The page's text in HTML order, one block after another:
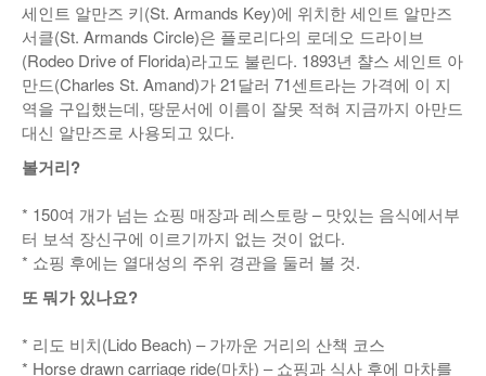
세인트 알만즈 키(St. Armands Key)에 위치한 세인트 알만즈
서클(St. Armands Circle)은 플로리다의 로데오 드라이브
(Rodeo Drive of Florida)라고도 불린다. 1893년 챨스 세인트 아
만드(Charles St. Amand)가 21달러 71센트라는 가격에 이 지
역을 구입했는데, 땅문서에 이름이 잘못 적혀 지금까지 아만드
대신 알만즈로 사용되고 있다.
볼거리?
* 150여 개가 넘는 쇼핑 매장과 레스토랑 – 맛있는 음식에서부
터 보석 장신구에 이르기까지 없는 것이 없다.
* 쇼핑 후에는 열대성의 주위 경관을 둘러 볼 것.
또 뭐가 있나요?
* 리도 비치(Lido Beach) – 가까운 거리의 산책 코스
* Horse drawn carriage ride(마차) – 쇼핑과 식사 후에 마차를